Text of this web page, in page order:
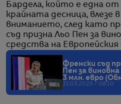
Бардела, който е една от
крайната десница, влезе
вниманието, след като
съд призна Льо Пен за
средства на
Френски съд
Пен за
3 млн. евро
31.03.2025 / 08:10